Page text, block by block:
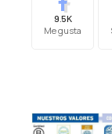
9.5K
Me gusta